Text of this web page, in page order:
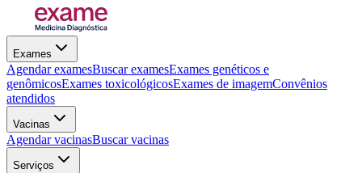
Exames
Agendar examesBuscar examesExames genéticos e
genômicosExames toxicológicosExames de imagemConvênios
atendidos
Vacinas
Agendar vacinasBuscar vacinas
Serviços